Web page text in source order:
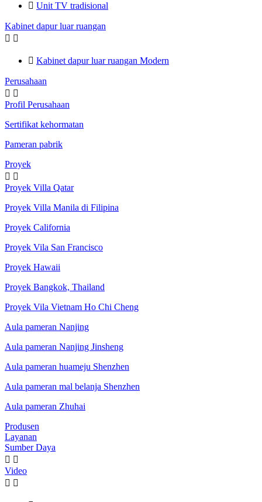
 Unit TV tradisional
Kabinet dapur luar ruangan
 
 Kabinet dapur luar ruangan Modern
Perusahaan
 
Profil Perusahaan
Sertifikat kehormatan
Pameran pabrik
Proyek
 
Proyek Villa Qatar
Proyek Villa Manila di Filipina
Proyek California
Proyek Vila San Francisco
Proyek Hawaii
Proyek Bangkok, Thailand
Proyek Vila Vietnam Ho Chi Cheng
Aula pameran Nanjing
Aula pameran Nanjing Jinsheng
Aula pameran huameju Shenzhen
Aula pameran mal belanja Shenzhen
Aula pameran Zhuhai
Produsen
Layanan
Sumber Daya
 
Video
 